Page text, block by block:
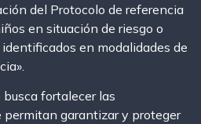
del Protocolo de referencia
en situación de riesgo o
en modalidades de
fortalecer las
permitan garantizar y proteger